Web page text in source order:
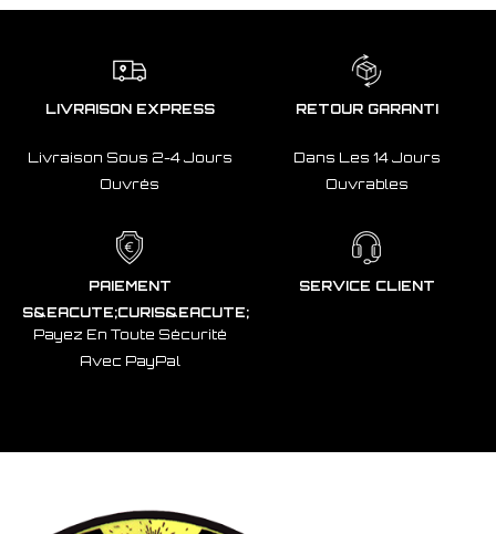
LIVRAISON EXPRESS
Livraison Sous 2-4 Jours
Ouvrés
RETOUR GARANTI
Dans Les 14 Jours
Ouvrables
PAIEMENT
S&EACUTE;CURIS&EACUTE;
Payez En Toute Sécurité
Avec PayPal
SERVICE CLIENT